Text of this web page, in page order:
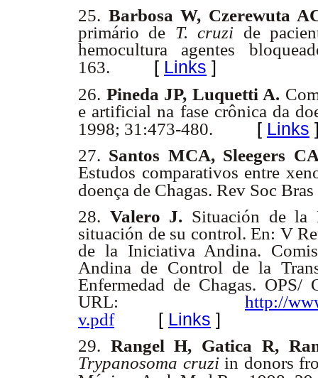
25. Barbosa W, Czerewuta
primário de T. cruzi de
hemocultura agentes
163.
[ Links ]
26. Pineda JP, Luquetti A.
e artificial na fase crônica da
1998; 31:473-480.
[ Links
27. Santos MCA, Sleegers
Estudos comparativos entre
doença de Chagas. Rev Soc
28. Valero J. Situación de la
situación de su control. En: V
de la Iniciativa Andina.
Andina de Control de la
Enfermedad de Chagas.
URL: http://
v.pdf
[ Links ]
29. Rangel H, Gatica R,
Trypanosoma cruziin donors